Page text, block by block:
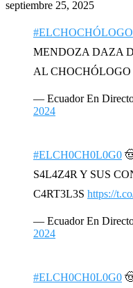
septiembre 25, 2025
#ELCHOCHÓLOGO
MENDOZA DAZA
AL CHOCHÓLOGO
— Ecuador En
2024
#ELCH0CH0L0G0
S4L4Z4R Y SUS
C4RT3L3S https://
— Ecuador En
2024
#ELCH0CH0L0G0